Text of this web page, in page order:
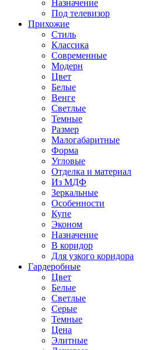
Назначение
Под телевизор
Прихожие
Стиль
Классика
Современные
Модерн
Цвет
Белые
Венге
Светлые
Темные
Размер
Малогабаритные
Форма
Угловые
Отделка и материал
Из МДФ
Зеркальные
Особенности
Купе
Эконом
Назначение
В коридор
Для узкого коридора
Гардеробные
Цвет
Белые
Светлые
Серые
Темные
Цена
Элитные